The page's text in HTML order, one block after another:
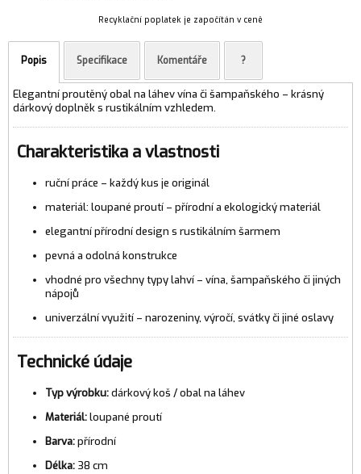
Recyklační poplatek je započítán v ceně
Popis Specifikace Komentáře ?
Elegantní proutěný obal na láhev vína či šampaňského – krásný
dárkový doplněk s rustikálním vzhledem.
Charakteristika a vlastnosti
ruční práce – každý kus je originál
materiál: loupané proutí – přírodní a ekologický materiál
elegantní přírodní design s rustikálním šarmem
pevná a odolná konstrukce
vhodné pro všechny typy lahví – vína, šampaňského či jiných
nápojů
univerzální využití – narozeniny, výročí, svátky či jiné oslavy
Technické údaje
Typ výrobku:dárkový koš / obal na láhev
Materiál:loupané proutí
Barva:přírodní
Délka: 38 cm